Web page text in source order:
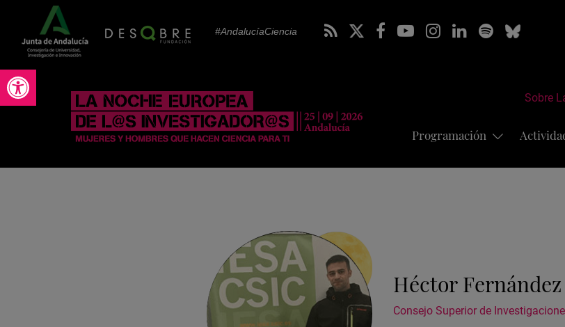
Abrir barra de herramientas
#AndalucíaCiencia
Sobre
Programación
Héctor
Consejo Superior de